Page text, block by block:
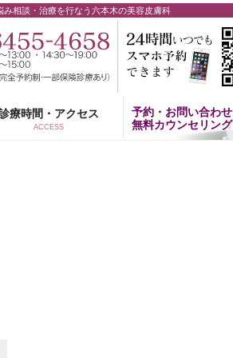
相談・治療を行なう六本木の美容皮膚科
療時間・アクセス
ACCESS
予約・お問い合わせ
無料カウンセリング